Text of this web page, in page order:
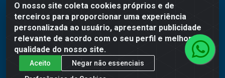
O nosso site coleta cookies próprios e de
terceiros para proporcionar uma experiência
personalizada ao usuário, apresentar publicidade
relevante de acordo com o seu perfil e melhorar a
qualidade do nosso site.
Aceito
Negar não essenciais
WR Embalagens - R. Cel. Teodoro Gomes de Araújo, 1360 -
Grogotó - Barbacena / MG - CEP 36202-628 - CNPJ
02.692.206/0001-55